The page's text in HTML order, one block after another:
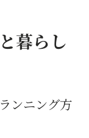
暮らし
ンニング方